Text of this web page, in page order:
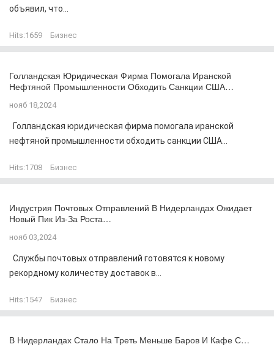
объявил, что...
Hits:1659 Бизнес
Голландская Юридическая Фирма Помогала Иранской
Нефтяной Промышленности Обходить Санкции США…
нояб 18,2024
Голландская юридическая фирма помогала иранской
нефтяной промышленности обходить санкции США...
Hits:1708 Бизнес
Индустрия Почтовых Отправлений В Нидерландах Ожидает
Новый Пик Из-За Роста…
нояб 03,2024
Службы почтовых отправлений готовятся к новому
рекордному количеству доставок в...
Hits:1547 Бизнес
В Нидерландах Стало На Треть Меньше Баров И Кафе С…